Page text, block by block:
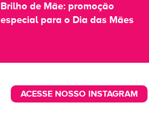
Brilho de Mãe: promoção
especial para o Dia das Mães
ACESSE NOSSO INSTAGRAM